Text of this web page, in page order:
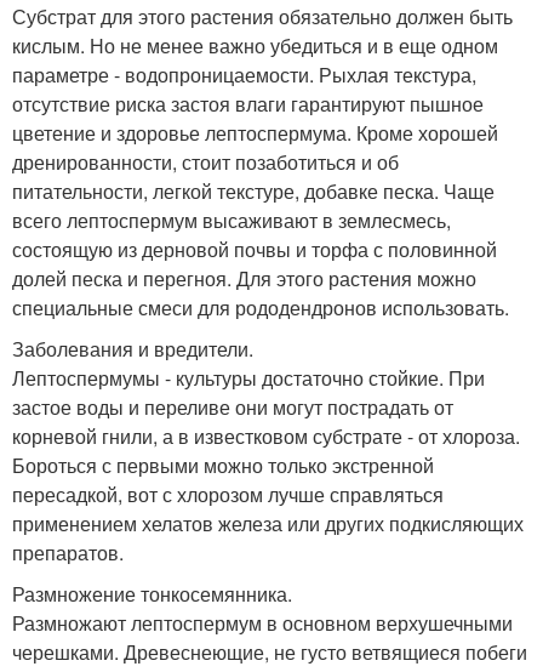
Субстрат для этого растения обязательно должен быть
кислым. Но не менее важно убедиться и в еще одном
параметре - водопроницаемости. Рыхлая текстура,
отсутствие риска застоя влаги гарантируют пышное
цветение и здоровье лептоспермума. Кроме хорошей
дренированности, стоит позаботиться и об
питательности, легкой текстуре, добавке песка. Чаще
всего лептоспермум высаживают в землесмесь,
состоящую из дерновой почвы и торфа с половинной
долей песка и перегноя. Для этого растения можно
специальные смеси для рододендронов использовать.
Заболевания и вредители.
Лептоспермумы - культуры достаточно стойкие. При
застое воды и переливе они могут пострадать от
корневой гнили, а в известковом субстрате - от хлороза.
Бороться с первыми можно только экстренной
пересадкой, вот с хлорозом лучше справляться
применением хелатов железа или других подкисляющих
препаратов.
Размножение тонкосемянника.
Размножают лептоспермум в основном верхушечными
черешками. Древеснеющие, не густо ветвящиеся побеги